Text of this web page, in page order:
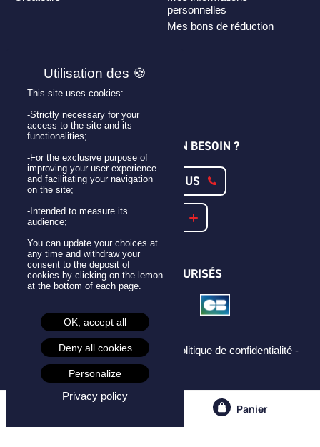
Panier
personnelles
Mes bons de réduction
PLAN DE SITE
Personnaliser son badge
UNE QUESTION ? UN BESOIN ?
CONTACTEZ-NOUS
NOTRE FAQ
PAIEMENTS SÉCURISÉS
Mentions légales -CGU - CGV -
Politique de confidentialité -
Cookies -
This site uses cookies:
-Strictly necessary for your
access to the site and its
functionalities;
-For the exclusive purpose of
improving your user experience
and facilitating your navigation
on the site;
-Intended to measure its
audience;
You can update your choices at
any time and withdraw your
consent to the deposit of
cookies by clicking on the lemon
at the bottom of each page.
OK, accept all
Deny all cookies
Personalize
Privacy policy